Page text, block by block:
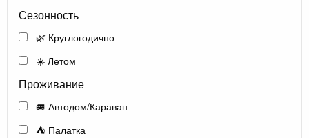
Сезонность
🌿 Круглогодично
☀️ Летом
Проживание
🚐 Автодом/Караван
⛺ Палатка